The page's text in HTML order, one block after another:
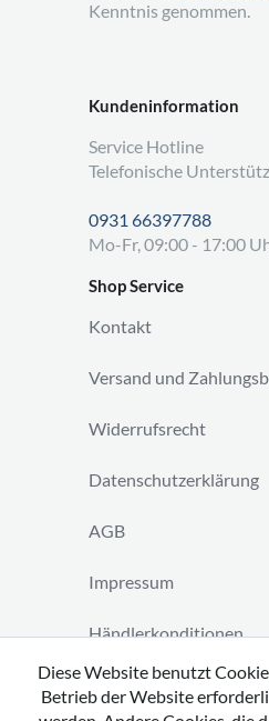
Kundeninformation
Service Hotline
Telefonische
0931 66397788
Mo-Fr, 09:00 - 17:00
Shop Service
Kontakt
Versand und
Widerrufsrecht
Datenschutzerklärung
AGB
Impressum
Händlerkonditionen
Vertrag widerrufen
Kenntnis genommen.
Diese Website benutzt
Betrieb der Website